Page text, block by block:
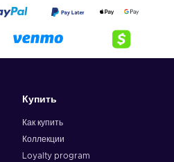
Купить
Как купить
Коллекции
Loyalty program